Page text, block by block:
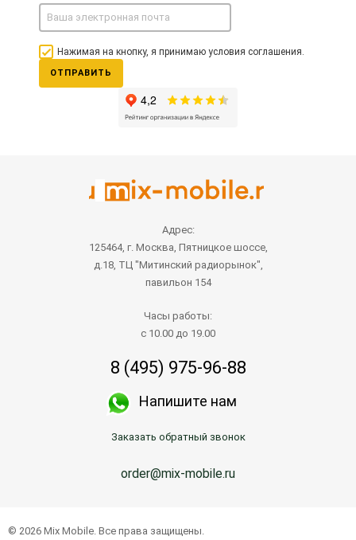
Нажимая на кнопку, я принимаю условия соглашения.
ОТПРАВИТЬ
Адрес:
125464, г. Москва, Пятницкое шоссе,
д.18, ТЦ "Митинский радиорынок",
павильон 154
Часы работы:
с 10.00 до 19.00
8 (495) 975-96-88
Напишите нам
Заказать обратный звонок
order@mix-mobile.ru
© 2026 Mix Mobile. Все права защищены.